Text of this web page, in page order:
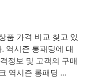
품 가격 비교 찾고 있
역시즌 롱패딩에 대
정보 및 고객의 구매
역시즌 롱패딩 …